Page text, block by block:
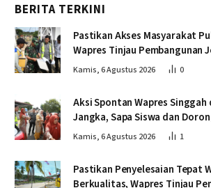
BERITA TERKINI
Pastikan Akses Masyarakat
Wapres Tinjau Pembangunan
Kendawi
Kamis, 6 Agustus 2026 0
Aksi Spontan Wapres Singgah
Jangka, Sapa Siswa dan
Sekolah
Kamis, 6 Agustus 2026 1
Pastikan Penyelesaian Tepat
Berkualitas, Wapres Tinjau